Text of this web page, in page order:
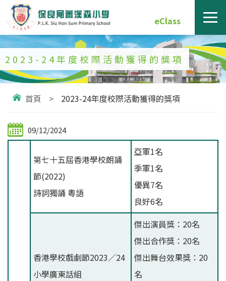
eClass
2023-24年度校際活動獲得的獎項
首頁 > 2023-24年度校際活動獲得的獎項
09/12/2024
第七十五屆香港學校朗誦
節(2022)
詩詞獨誦 粵語
亞軍1名
季軍1名
優異7名
良好6名
香港學校戲劇節2023／24
小學廣東話組
傑出演員獎：20名
傑出合作獎：20名
傑出舞台效果獎：20
名